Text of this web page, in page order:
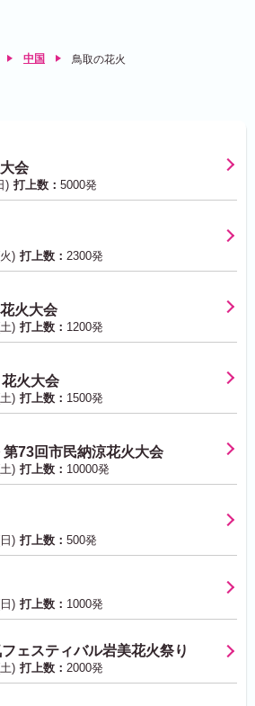
中国 鳥取の花火
会
) 打上数： 5000発
) 打上数： 2300発
火大会
) 打上数： 1200発
火大会
) 打上数： 1500発
73回市民納涼花火大会
) 打上数： 10000発
) 打上数： 500発
) 打上数： 1000発
ェスティバル岩美花火祭り
) 打上数： 2000発